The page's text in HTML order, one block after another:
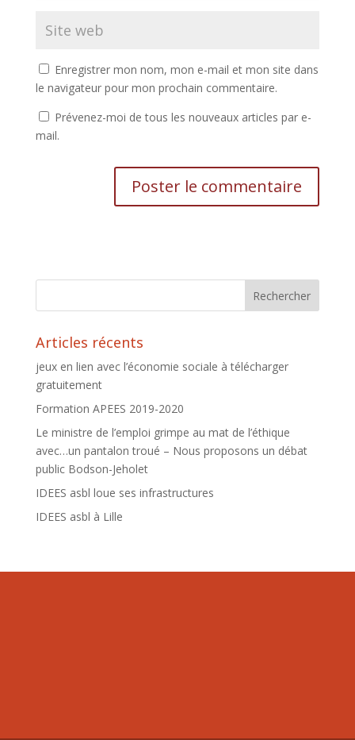
Enregistrer mon nom, mon e-mail et mon site dans
le navigateur pour mon prochain commentaire.
Prévenez-moi de tous les nouveaux articles par e-
mail.
Articles récents
jeux en lien avec l’économie sociale à télécharger
gratuitement
Formation APEES 2019-2020
Le ministre de l’emploi grimpe au mat de l’éthique
avec…un pantalon troué – Nous proposons un débat
public Bodson-Jeholet
IDEES asbl loue ses infrastructures
IDEES asbl à Lille